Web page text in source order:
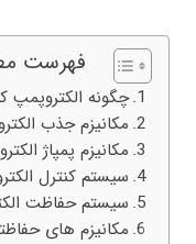
فهرست
چگونه الکتروپمپ
مکانیزم جذب
مکانیزم پمپاژ
سیستم کنترل
سیستم حفاظت
مکانیزم های